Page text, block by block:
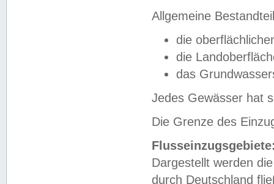
Allgemeine
die
die
das
Jedes Gewässer hat
Die Grenze des
Dargestellt werden
durch Deutschland